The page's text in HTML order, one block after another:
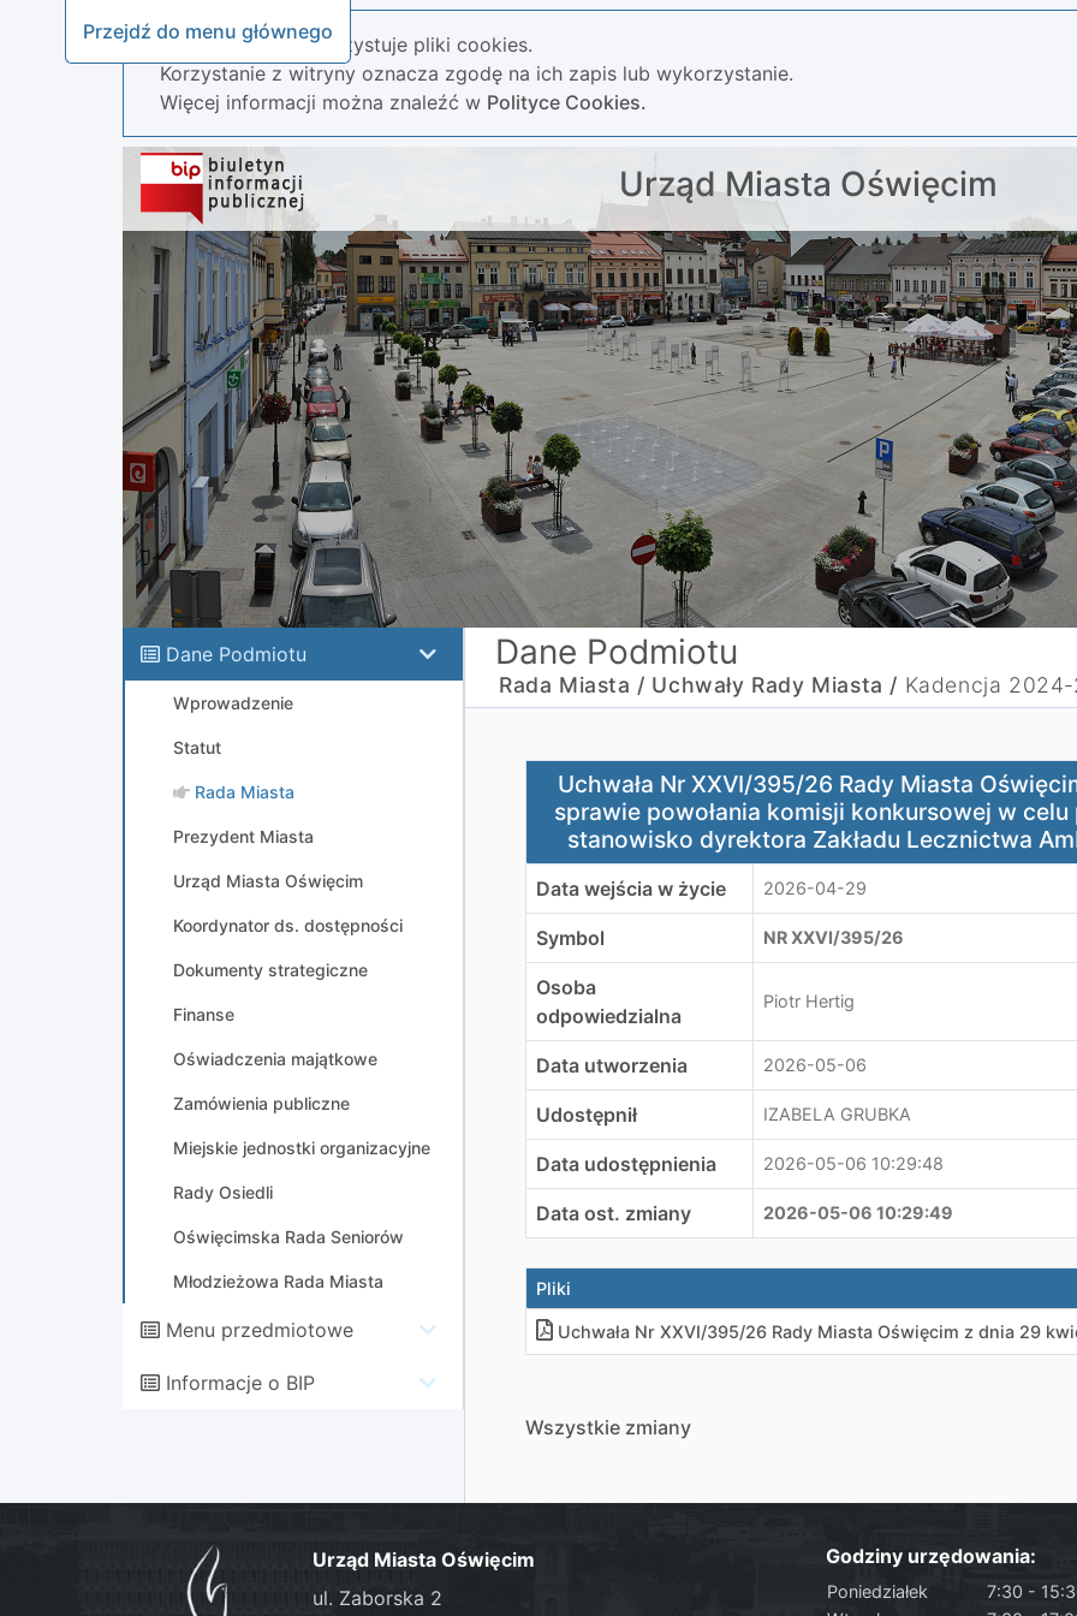
Przejdź do menu głównego
Nasza strona wykorzystuje pliki cookies.
Korzystanie z witryny oznacza zgodę na ich zapis lub wykorzystanie.
Więcej informacji można znaleźć w Polityce Cookies.
Urząd Miasta Oświęcim
Dane Podmiotu
Wprowadzenie
Statut
Rada Miasta
Prezydent Miasta
Urząd Miasta Oświęcim
Koordynator ds. dostępności
Dokumenty strategiczne
Finanse
Oświadczenia majątkowe
Zamówienia publiczne
Miejskie jednostki organizacyjne
Rady Osiedli
Oświęcimska Rada Seniorów
Młodzieżowa Rada Miasta
Menu przedmiotowe
Informacje o BIP
Dane Podmiotu
Rada Miasta / Uchwały Rady Miasta / Kadencja
Uchwała Nr XXVI/395/26 Rady Miasta Oświęcim z dnia
Uchwała Nr XXVI/395/26 Rady Miasta
sprawie powołania komisji konkursowej w
stanowisko dyrektora Zakładu Lecznictwa
Data wejścia w życie 2026-04-29
Symbol NR XXVI/395/26
Osoba
odpowiedzialna
Piotr Hertig
Data utworzenia 2026-05-06
Udostępnił IZABELA GRUBKA
Data udostępnienia 2026-05-06 10:29:48
Data ost. zmiany 2026-05-06 10:29:49
Pliki
Uchwała Nr XXVI/395/26 Rady Miasta Oświęcim z dnia 29
Wszystkie zmiany
Urząd Miasta Oświęcim
ul. Zaborska 2
Godziny urzędowania:
Poniedziałek
7:30 -